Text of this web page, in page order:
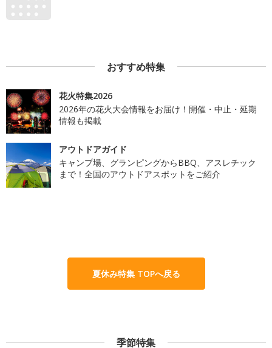
おすすめ特集
花火特集2026
2026年の花火大会情報をお届け！開催・中止・延期
情報も掲載
アウトドアガイド
キャンプ場、グランピングからBBQ、アスレチック
まで！全国のアウトドアスポットをご紹介
夏休み特集 TOPへ戻る
季節特集